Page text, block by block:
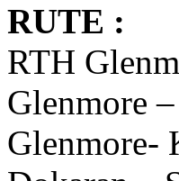
RUTE :
RTH
Glenmore
Glenmore-